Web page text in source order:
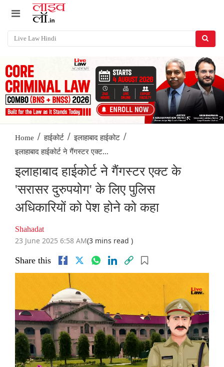
Home / हाईकोर्ट / इलाहाबाद हाईकोट /
इलाहाबाद हाईकोर्ट ने गैंगस्टर एक्ट...
इलाहाबाद हाईकोर्ट ने गैंगस्टर एक्ट के
'सरासर दुरुपयोग' के लिए पुलिस
अधिकारियों को पेश होने को कहा
Shahadat
23 June 2025 6:58 AM(3 mins read )
Share this